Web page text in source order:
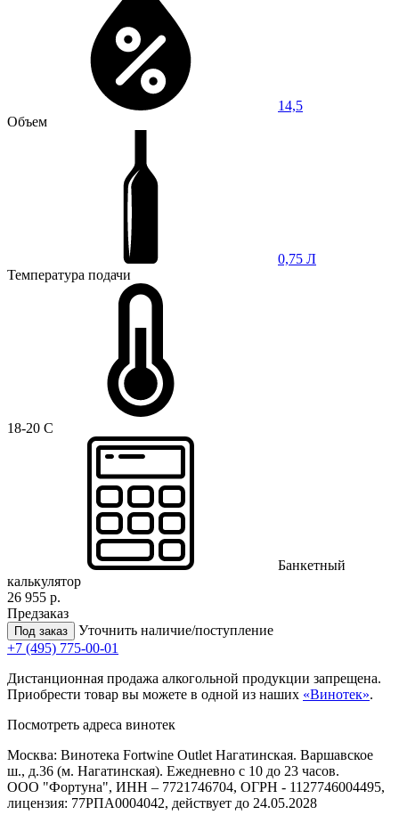
14,5
Объем
0,75 Л
Температура подачи
18-20 C
Банкетный
калькулятор
26 955 р.
Предзаказ
Под заказ
Уточнить наличие/поступление
+7 (495) 775-00-01
Дистанционная продажа алкогольной продукции запрещена.
Приобрести товар вы можете в одной из наших «Винотек».
Посмотреть адреса винотек
Москва: Винотека Fortwine Outlet Нагатинская. Варшавское
ш., д.36 (м. Нагатинская). Ежедневно с 10 до 23 часов.
ООО "Фортуна", ИНН – 7721746704, ОГРН - 1127746004495,
лицензия: 77РПА0004042, действует до 24.05.2028